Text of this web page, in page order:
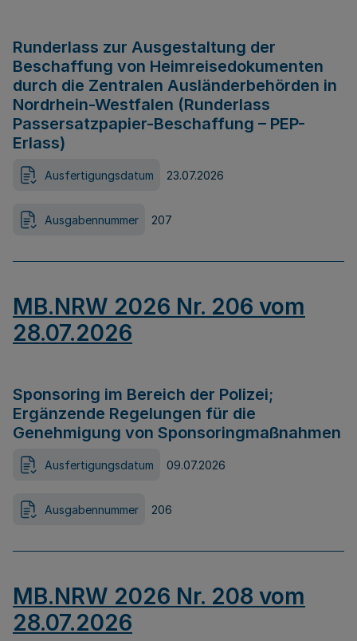
Runderlass zur Ausgestaltung der
Beschaffung von Heimreisedokumenten
durch die Zentralen Ausländerbehörden in
Nordrhein-Westfalen (Runderlass
Passersatzpapier-Beschaffung – PEP-
Erlass)
Ausfertigungsdatum 23.07.2026
Ausgabennummer 207
MB.NRW 2026 Nr. 206 vom
28.07.2026
Sponsoring im Bereich der Polizei;
Ergänzende Regelungen für die
Genehmigung von Sponsoringmaßnahmen
Ausfertigungsdatum 09.07.2026
Ausgabennummer 206
MB.NRW 2026 Nr. 208 vom
28.07.2026